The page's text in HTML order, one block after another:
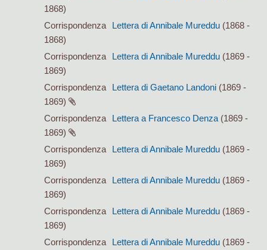
1868)
Corrispondenza
Lettera di Annibale Mureddu (1868 -
1868)
Corrispondenza
Lettera di Annibale Mureddu (1869 -
1869)
Corrispondenza
Lettera di Gaetano Landoni (1869 -
1869)
Corrispondenza
Lettera a Francesco Denza (1869 -
1869)
Corrispondenza
Lettera di Annibale Mureddu (1869 -
1869)
Corrispondenza
Lettera di Annibale Mureddu (1869 -
1869)
Corrispondenza
Lettera di Annibale Mureddu (1869 -
1869)
Corrispondenza
Lettera di Annibale Mureddu (1869 -